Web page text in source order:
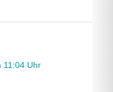
11:04 Uhr